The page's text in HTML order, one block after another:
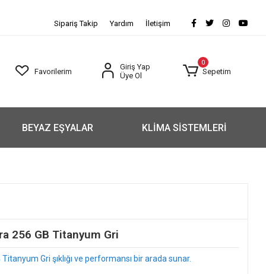
Sipariş Takip Yardım İletişim
Favorilerim
Giriş Yap
Üye Ol
0
Sepetim
BEYAZ EŞYALAR KLİMA SİSTEMLERİ
256 GB Titanyum Gri
Gri şıklığı ve performansı bir arada sunar.